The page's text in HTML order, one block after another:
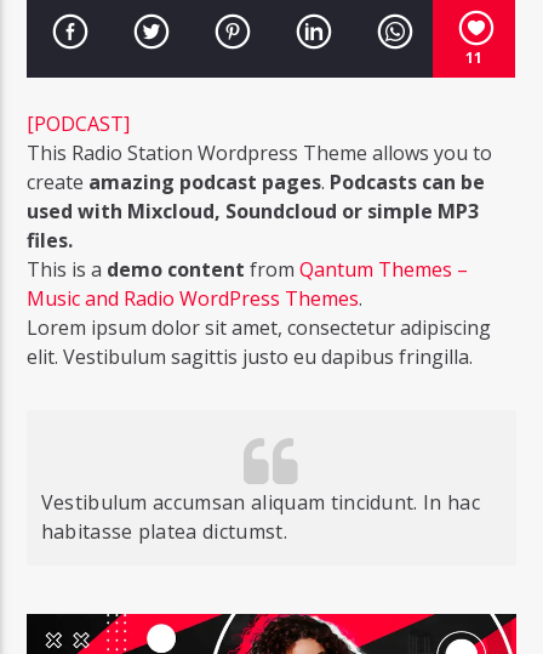
TITOLO
ARTISTA
Radio Studio Napoli
11
[PODCAST]
This Radio Station Wordpress Theme allows you to
create amazing podcast pages. Podcasts can be
used with Mixcloud, Soundcloud or simple MP3
files.
This is a demo content fromQantum Themes –
Music and Radio WordPress Themes.
Lorem ipsum dolor sit amet, consectetur adipiscing
elit. Vestibulum sagittis justo eu dapibus fringilla.
Vestibulum accumsan aliquam tincidunt. In hac
habitasse platea dictumst.